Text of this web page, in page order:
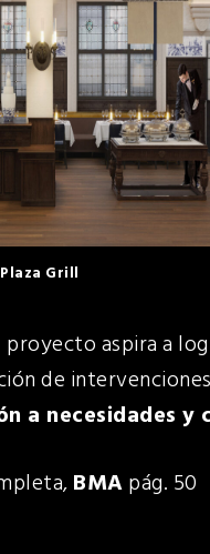
Plaza Grill
aspira a
de
a necesidades y
BMApág. 50